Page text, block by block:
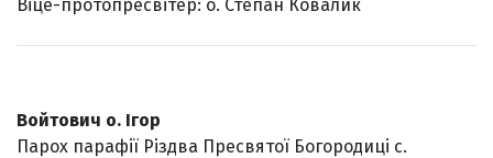
Віце-протопресвітер: о. Степан Ковалик
Войтович о. Ігор
Парох парафії Різдва Пресвятої Богородиці с.